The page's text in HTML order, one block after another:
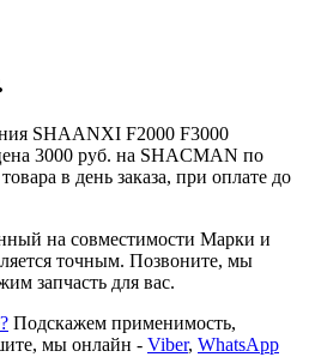
SHAANXI F2000 F3000
3000 руб. на SHACMAN по
в день заказа, при оплате до
на совместимости Марки и
точным. Позвоните, мы
запчасть для вас.
Подскажем применимость,
мы онлайн - Viber, WhatsApp